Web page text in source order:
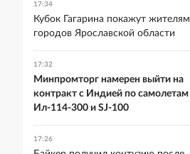
17:34
Кубок Гагарина покажут жителям
городов Ярославской области
17:32
Минпромторг намерен выйти на
контракт с Индией по самолетам
Ил-114-300 и SJ-100
17:26